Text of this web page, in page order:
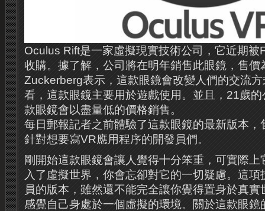
Oculus Rift是一家虛擬現實技術公司，它近期
收購。據了解，公司將在明年銷售此眼鏡，售
Zuckerberg表示，這款眼鏡會改變人們的交流
看，這款眼鏡主要用於遊戲使用。並且，21歲
款眼鏡會以盡量低的價格銷售。
每日郵報記者之前體驗了這款眼鏡的最新版本
針對想要寫VR應用程序的開發員們。
剛開始這款眼鏡會讓人覺得十分笨重，可實際
入了虛擬世界，你會忘卻對它的一切疑慮。這
員的版本，雖然還不能完全讓你覺得置身於真
感覺自己身處於一個虛擬的環境。關於這款眼鏡